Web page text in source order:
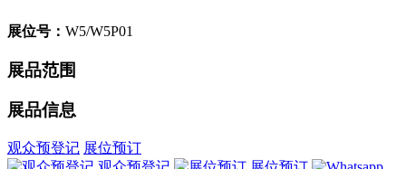
展位号： W5/W5P01
展品范围
展品信息
观众预登记 展位预订